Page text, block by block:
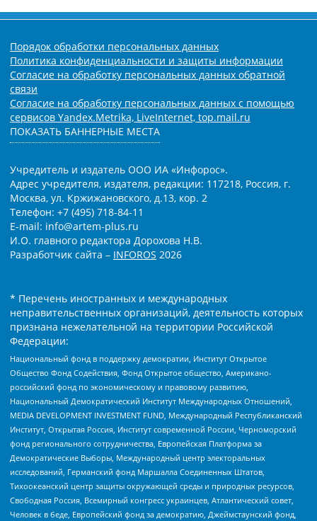
Порядок обработки персональных данных
Политика конфиденциальности и защиты информации
Согласие на обработку персональных данных обратной
связи
Согласие на обработку персональных данных с помощью
сервисов Yandex.Metrika, LiveInternet, top.mail.ru
ПОКАЗАТЬ БАННЕРНЫЕ МЕСТА
Учредитель и издатель ООО ИА «Инфорос».
Адрес учредителя, издателя, редакции: 117218, Россия, г.
Москва, ул. Кржижановского, д.13, кор. 2
Телефон: +7 (495) 718-84-11
E-mail: info@artem-plus.ru
И.О. главного редактора Дорохова Н.В.
Разработчик сайта – INFOROS 2026
* Перечень иностранных и международных
неправительственных организаций, деятельность которых
признана нежелательной на территории Российской
Федерации:
Национальный фонд в поддержку демократии, Институт Открытое
Общество Фонд Содействия, Фонд Открытое общество, Американо-
российский фонд по экономическому и правовому развитию,
Национальный Демократический Институт Международных Отношений,
MEDIA DEVELOPMENT INVESTMENT FUND, Международный Республиканский
Институт, Открытая Россия, Институт современной России, Черноморский
фонд регионального сотрудничества, Европейская Платформа за
Демократические Выборы, Международный центр электоральных
исследований, Германский фонд Маршалла Соединенных Штатов,
Тихоокеанский центр защиты окружающей среды и природных ресурсов,
Свободная Россия, Всемирный конгресс украинцев, Атлантический совет,
Человек в беде, Европейский фонд за демократию, Джеймстаунский фонд,